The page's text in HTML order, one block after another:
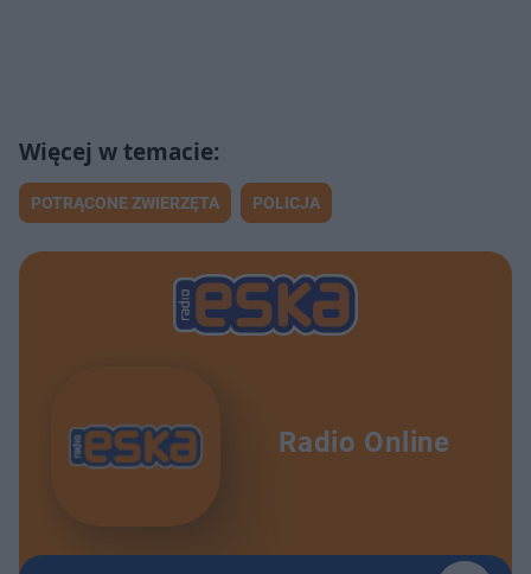
POTRĄCONE ZWIERZĘTA POLICJA
Radio Online